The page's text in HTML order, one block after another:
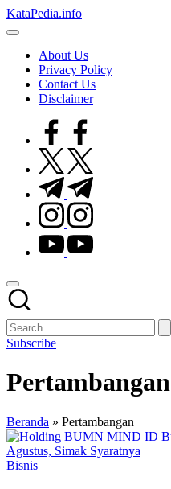
Skip
to
KataPedia.info
Berita
TerbaruAbout Us
Privacy Policy
Contact Us
Disclaimer
facebook.com
twitter.com
t.me
instagram.com
youtube.com
Subscribe
Pertambangan
Beranda » Pertambangan
Posted
Bisnis